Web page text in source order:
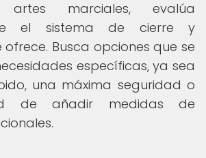
marciales, evalúa
el sistema de cierre y
Busca opciones que se
específicas, ya sea
una máxima seguridad o
de añadir medidas de